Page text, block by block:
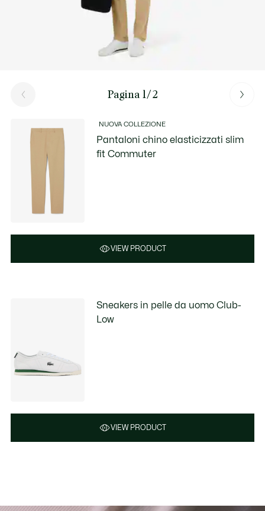
Pagina 1/2
NUOVA COLLEZIONE
Pantaloni chino elasticizzati slim
fit Commuter
VIEW PRODUCT
Sneakers in pelle da uomo Club-
Low
VIEW PRODUCT